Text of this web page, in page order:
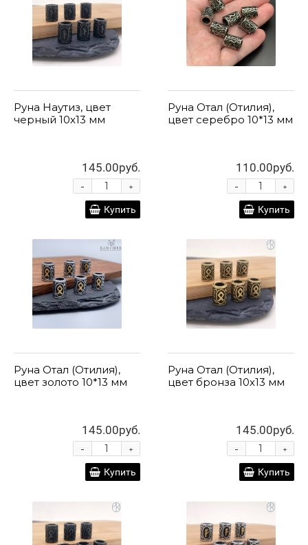
Руна Наутиз, цвет
черный 10х13 мм
145.00руб.
+
-
Купить
Руна Отал (Отилия),
цвет серебро 10*13 мм
110.00руб.
+
-
Купить
Руна Отал (Отилия),
цвет золото 10*13 мм
145.00руб.
+
-
Купить
Руна Отал (Отилия),
цвет бронза 10х13 мм
145.00руб.
+
-
Купить